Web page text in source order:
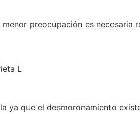
preocupación es necesaria
ya que el desmoronamiento